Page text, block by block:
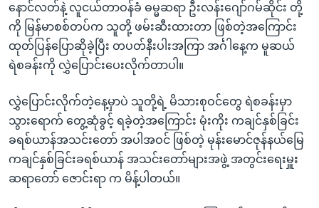
နောင်လတ်နဲ့ လူငယ်တာဝန်ခံ ဓမ္မဆရာ ဦးလန်းဂျော်ဂမ်ဆိုင်း တို့
ကို မြန်မာစစ်တပ်က သူတို့ ဖမ်းဆီးထားတာ ဖြစ်တဲ့အကြောင်း
ထုတ်ပြန်ပြောဆိုခဲ့ပြီး တပတ်နီးပါးအကြာ အင်္ဂါနေ့က မူဆယ်
ရဲစခန်းကို လွှဲပြောင်းပေးလိုက်တာပါ။
လွှဲပြောင်းလိုက်တဲ့နေ့မှာပဲ သူတို့ရဲ့ မိသားစုဝင်တွေ ရဲစခန်းမှာ
သွားရောက် တွေ့ဆုံခွင့် ရခဲ့တဲ့အကြောင်း မုံးကိုး ကချင်နှစ်ခြင်း
ခရစ်ယာန်အသင်းတော် အပါအဝင် ဖြစ်တဲ့ မုန်းမောင်ဇုန်နယ်မြေ
ကချင်နှစ်ခြင်းခရစ်ယာန် အသင်းတော်များအဖွဲ့ အတွင်းရေးမှူး
ဆရာတော် ဇောင်းရာ က မိန့်ပါတယ်။